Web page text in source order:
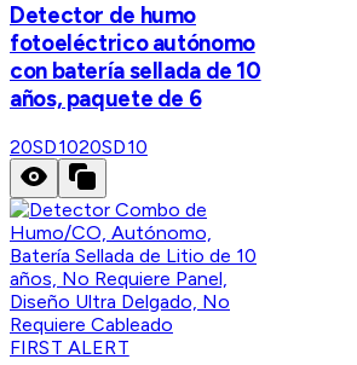
Detector de humo
fotoeléctrico autónomo
con batería sellada de 10
años, paquete de 6
20SD1020SD10
FIRST ALERT